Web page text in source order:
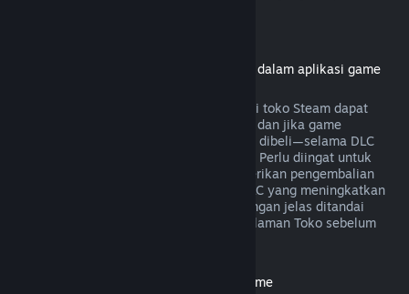
(konten Toko Steam yang bisa digunakan dalam aplikasi game
Pengembalian dana dari pembelian DLC di toko Steam dapat
dilakukan dalam 14 hari sejak pembelian dan jika game
dimainkan kurang dari dua jam sejak DLC dibeli—selama DLC
belum digunakan, diubah, atau ditransfer. Perlu diingat untuk
beberapa kasus, Steam tidak bisa memberikan pengembalian
dana untuk DLC dari pihak ketiga (cth. DLC yang meningkatkan
level karakter). Pengecualian ini akan dengan jelas ditandai
sebagai "tidak dapat dikembalikan" di halaman Toko sebelum
Pengembalian Dana Pembelian Dalam Game